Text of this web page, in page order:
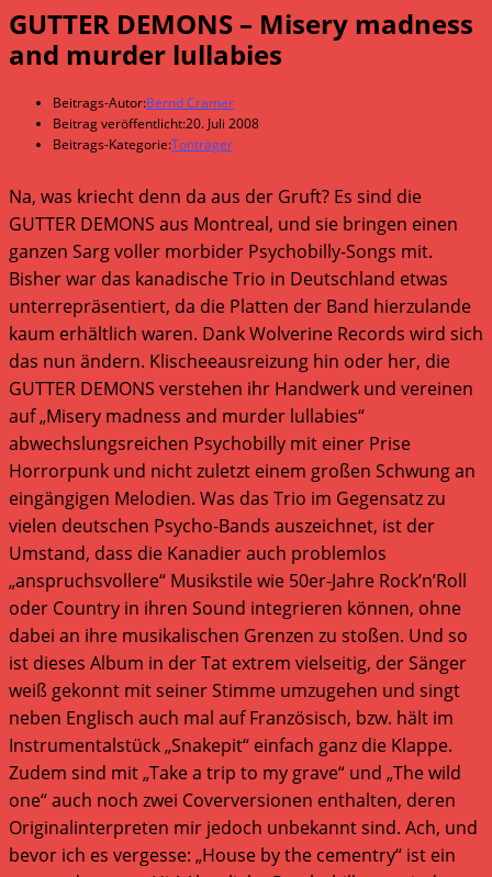
GUTTER DEMONS – Misery madness
and murder lullabies
Beitrags-Autor:Bernd Cramer
Beitrag veröffentlicht:20. Juli 2008
Beitrags-Kategorie:Tonträger
Na, was kriecht denn da aus der Gruft? Es sind die
GUTTER DEMONS aus Montreal, und sie bringen einen
ganzen Sarg voller morbider Psychobilly-Songs mit.
Bisher war das kanadische Trio in Deutschland etwas
unterrepräsentiert, da die Platten der Band hierzulande
kaum erhältlich waren. Dank Wolverine Records wird sich
das nun ändern. Klischeeausreizung hin oder her, die
GUTTER DEMONS verstehen ihr Handwerk und vereinen
auf „Misery madness and murder lullabies“
abwechslungsreichen Psychobilly mit einer Prise
Horrorpunk und nicht zuletzt einem großen Schwung an
eingängigen Melodien. Was das Trio im Gegensatz zu
vielen deutschen Psycho-Bands auszeichnet, ist der
Umstand, dass die Kanadier auch problemlos
„anspruchsvollere“ Musikstile wie 50er-Jahre Rock’n’Roll
oder Country in ihren Sound integrieren können, ohne
dabei an ihre musikalischen Grenzen zu stoßen. Und so
ist dieses Album in der Tat extrem vielseitig, der Sänger
weiß gekonnt mit seiner Stimme umzugehen und singt
neben Englisch auch mal auf Französisch, bzw. hält im
Instrumentalstück „Snakepit“ einfach ganz die Klappe.
Zudem sind mit „Take a trip to my grave“ und „The wild
one“ auch noch zwei Coverversionen enthalten, deren
Originalinterpreten mir jedoch unbekannt sind. Ach, und
bevor ich es vergesse: „House by the cementry“ ist ein